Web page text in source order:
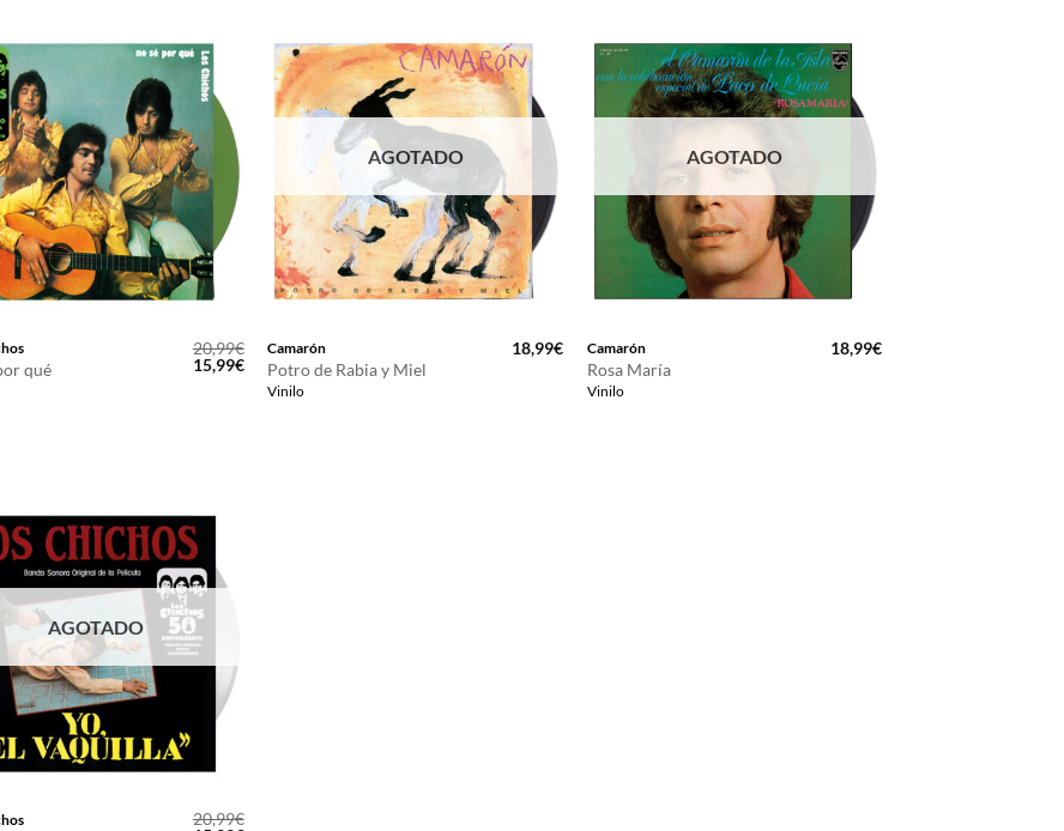
qué
20,99€
El
precio
15,99€El
precio
actual
AGOTADO
Camarón
Potro de Rabia y Miel
Vinilo
18,99€
AGOTADO
Camarón
Rosa María
Vinilo
18,99€
AGOTADO
20,99€